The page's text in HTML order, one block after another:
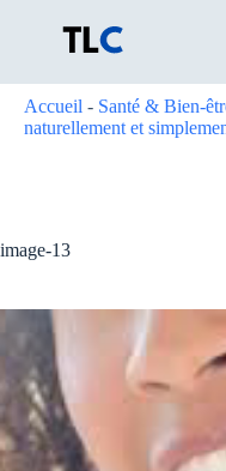
Accueil - Santé & Bien-
naturellement et
image-13